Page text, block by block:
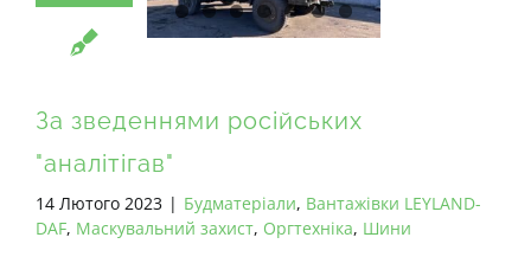
ВСІ РЕКВІЗИТИ
За зведеннями російських
"аналітігав"
14 Лютого 2023 | Будматеріали, Вантажівки LEYLAND-
DAF, Маскувальний захист, Оргтехніка, Шини